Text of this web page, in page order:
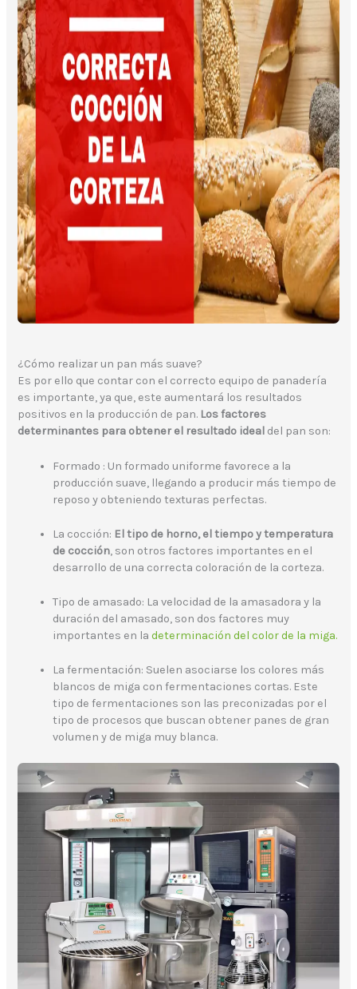
¿Cómo realizar un pan más suave?
Es por ello que contar con el correcto equipo de panadería
es importante, ya que, este aumentará los resultados
positivos en la producción de pan. Los factores
determinantes para obtener el resultado ideal del pan son:
Formado : Un formado uniforme favorece a la
producción suave, llegando a producir más tiempo de
reposo y obteniendo texturas perfectas.
La cocción: El tipo de horno, el tiempo y temperatura
de cocción, son otros factores importantes en el
desarrollo de una correcta coloración de la corteza.
Tipo de amasado: La velocidad de la amasadora y la
duración del amasado, son dos factores muy
importantes en ladeterminación del color de la miga.
La fermentación: Suelen asociarse los colores más
blancos de miga con fermentaciones cortas. Este
tipo de fermentaciones son las preconizadas por el
tipo de procesos que buscan obtener panes de gran
volumen y de miga muy blanca.